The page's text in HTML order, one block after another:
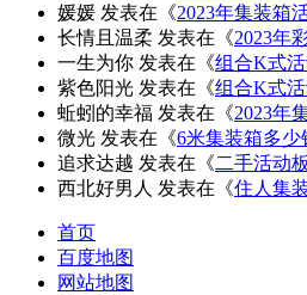
媛媛 发表在《2023年集装箱
长情且温柔 发表在《2023年
一生为你 发表在《组合K式
紫色阳光 发表在《组合K式
蚯蚓的幸福 发表在《2023年
微光 发表在《6米集装箱多少
追求达越 发表在《二手活动
西北好男人 发表在《住人集
首页
百度地图
网站地图